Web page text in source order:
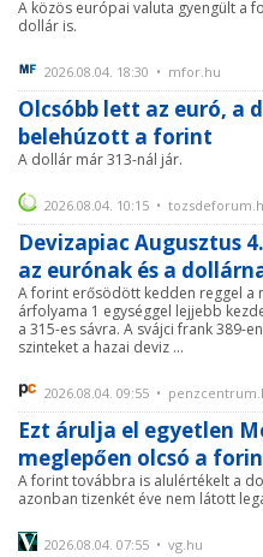
A közös európai valuta gyengült a
dollár is.
2026.08.04. 18:30 • mfor.hu
Olcsóbb lett az euró, a
belehúzott a forint
A dollár már 313-nál jár.
2026.08.04. 10:15 •
Devizapiac Augusztus
az eurónak és a
A forint erősödött kedden reggel a
árfolyama 1 egységgel lejjebb
a 315-es sávra. A svájci frank 389-
szinteket a hazai deviz ...
2026.08.04. 09:55 •
Ezt árulja el egyetlen
meglepően olcsó a
A forint továbbra is alulértékelt a
azonban tizenkét éve nem látott
2026.08.04. 07:55 • vg.hu